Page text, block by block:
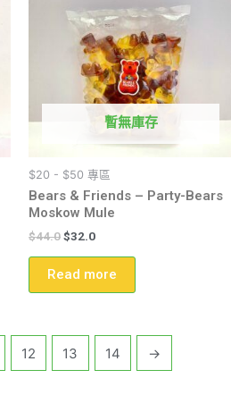
暫無庫存
$20 - $50 專區
Bears & Friends – Party-Bears
Moskow Mule
$44.0$32.0
Read more
12 13 14 →